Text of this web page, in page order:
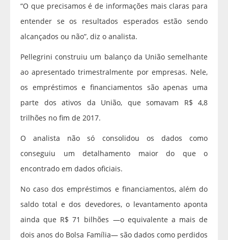
“O que precisamos é de informações mais claras para
entender se os resultados esperados estão sendo
alcançados ou não”, diz o analista.
Pellegrini construiu um balanço da União semelhante
ao apresentado trimestralmente por empresas. Nele,
os empréstimos e financiamentos são apenas uma
parte dos ativos da União, que somavam R$ 4,8
trilhões no fim de 2017.
O analista não só consolidou os dados como
conseguiu um detalhamento maior do que o
encontrado em dados oficiais.
No caso dos empréstimos e financiamentos, além do
saldo total e dos devedores, o levantamento aponta
ainda que R$ 71 bilhões —o equivalente a mais de
dois anos do Bolsa Família— são dados como perdidos